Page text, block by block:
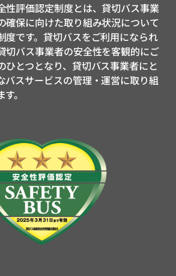
性評価認定制度とは、貸切バス事業
確保に向けた取り組み状況について
度です。貸切バスをご利用になられ
切バス事業者の安全性を客観的にご
ひとつとなり、貸切バス事業者にと
バスサービスの管理・運営に取り組
。